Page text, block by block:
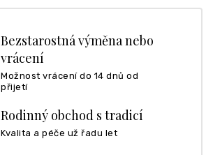
Bezstarostná výměna nebo
vrácení
Možnost vrácení do 14 dnů od
přijetí
Rodinný obchod s tradicí
Kvalita a péče už řadu let